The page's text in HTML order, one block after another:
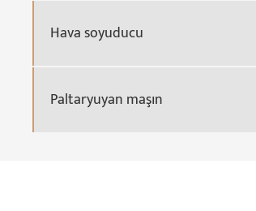
Hava soyuducu
Paltaryuyan maşın